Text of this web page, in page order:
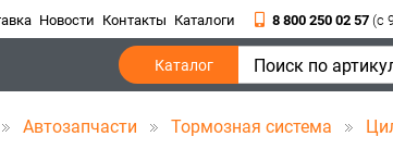
Новости Контакты Каталоги 8 800 250 02 57 (c
Каталог Поиск по
Автозапчасти Тормозная система